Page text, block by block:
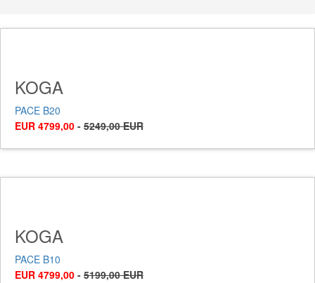
KOGA
PACE B20
EUR 4799,00 - 5249,00 EUR
KOGA
PACE B10
EUR 4799,00 - 5199,00 EUR